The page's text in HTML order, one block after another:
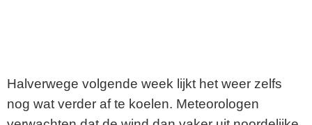
Halverwege volgende week lijkt het weer zelfs
nog wat verder af te koelen. Meteorologen